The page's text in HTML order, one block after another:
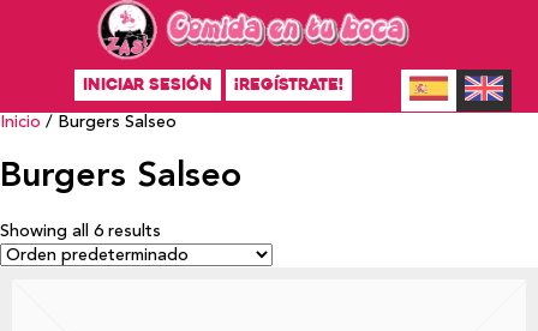
INICIAR SESIÓN ¡REGÍSTRATE!
Inicio / Burgers Salseo
Burgers Salseo
Showing all 6 results